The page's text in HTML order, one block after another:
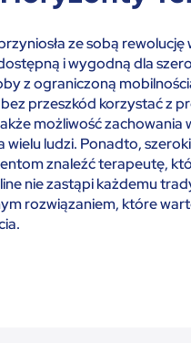
ze sobą
i wygodną dla
z ograniczoną
przeszkód korzystać z
możliwość
wielu ludzi. Ponadto,
znaleźć terapeutę,
nie zastąpi każdemu
rozwiązaniem, które